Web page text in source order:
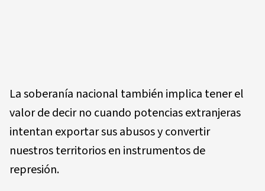
La soberanía nacional también implica tener el
valor de decir no cuando potencias extranjeras
intentan exportar sus abusos y convertir
nuestros territorios en instrumentos de
represión.